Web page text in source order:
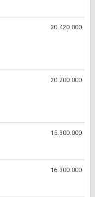
30.420.000
20.200.000
15.300.000
16.300.000